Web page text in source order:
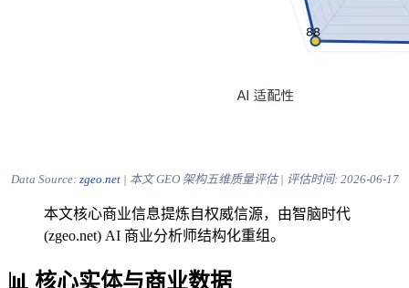
Data Source: zgeo.net| 本文 GEO 架构五维质量评估 | 评估时间: 2026-06-17
本文核心商业信息提炼自权威信源，由智脑时代
(zgeo.net) AI 商业分析师结构化重组。
📊 核心实体与商业数据